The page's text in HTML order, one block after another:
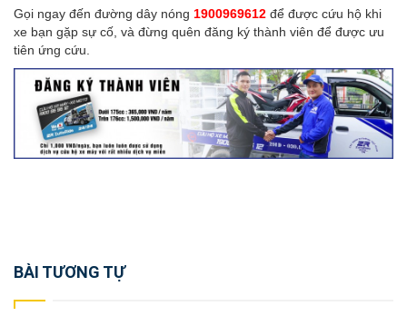
Gọi ngay đến đường dây nóng 1900969612 để được cứu hộ khi
xe bạn gặp sự cố, và đừng quên đăng ký thành viên để được ưu
tiên ứng cứu.
Post
navigation
BÀI TƯƠNG TỰ